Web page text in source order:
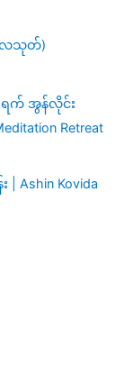
လသုတ်)
ရက် အွန်လိုင်း
Retreat
Ashin Kovida